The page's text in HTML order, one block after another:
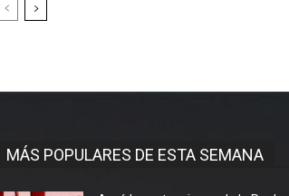
MÁS POPULARES DE ESTA SEMANA